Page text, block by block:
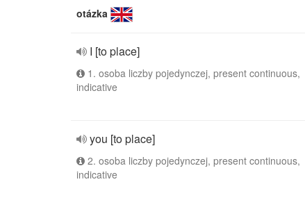
otázka
I [to place]
1. osoba liczby pojedynczej, present continuous,
indicative
you [to place]
2. osoba liczby pojedynczej, present continuous,
indicative